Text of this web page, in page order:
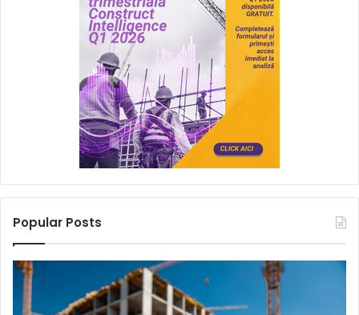
Popular Posts